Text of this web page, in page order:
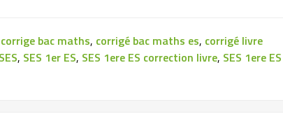
corrige bac maths, corrigé bac maths es, corrigé livre
SES, SES 1er ES, SES 1ere ES correction livre, SES 1ere ES